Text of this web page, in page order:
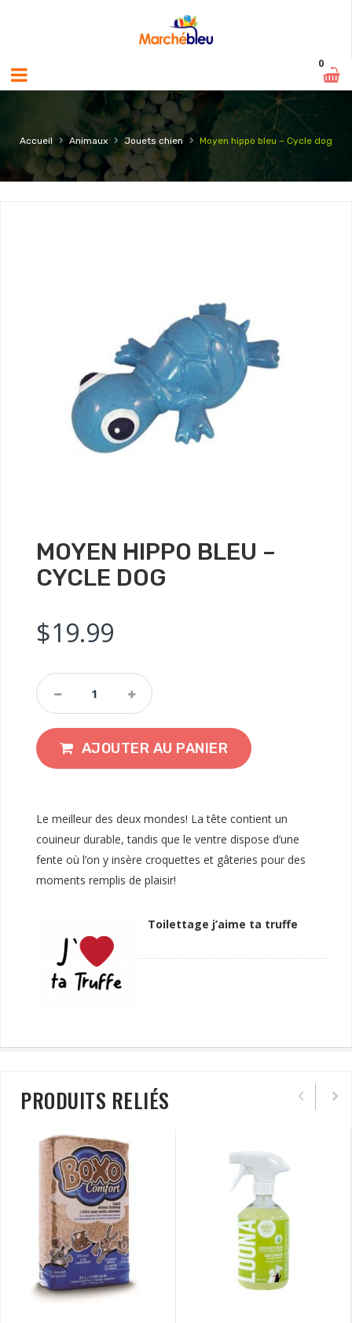
0
Accueil › Animaux › Jouets chien › Moyen hippo bleu – Cycle dog
MOYEN HIPPO BLEU –
CYCLE DOG
$19.99
AJOUTER AU PANIER
Le meilleur des deux mondes! La tête contient un
couineur durable, tandis que le ventre dispose d’une
fente où l’on y insère croquettes et gâteries pour des
moments remplis de plaisir!
Toilettage j’aime ta truffe
PRODUITS RELIÉS